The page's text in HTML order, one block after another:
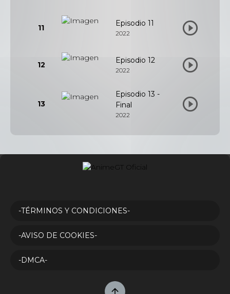
11 Episodio 11
2022
12 Episodio 12
2022
13
Episodio 13 -
Final
2022
-TÉRMINOS Y CONDICIONES-
-AVISO DE COOKIES-
-DMCA-